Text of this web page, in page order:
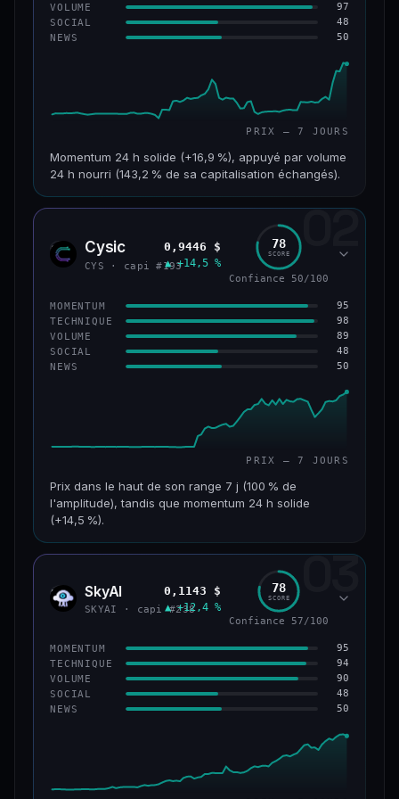
VOLUME 97
SOCIAL 48
NEWS 50
PRIX — 7 JOURS
Momentum 24 h solide (+16,9 %), appuyé par volume
24 h nourri (143,2 % de sa capitalisation échangés).
CAP. MARCHÉ VOLUME 24 H
VAR. 7 J VAR. 30 J
−10,2 %
VS ATH
−42,1 %
CONFIANCE 43/100
02
CYS Cysic
CYS · capi #193
0,9446 $
▲ +14,5 %
78
SCORE
Confiance 50/100
MOMENTUM 95
TECHNIQUE 98
VOLUME 89
SOCIAL 48
NEWS 50
PRIX — 7 JOURS
Prix dans le haut de son range 7 j (100 % de
l'amplitude), tandis que momentum 24 h solide
(+14,5 %).
CAP. MARCHÉ VOLUME 24 H
VAR. 7 J VAR. 30 J
+211,4 %
VS ATH
−3,2 % #193
CONFIANCE 50/100
03
SKYA SkyAI
SKYAI · capi #238
0,1143 $
▲ +12,4 %
78
SCORE
Confiance 57/100
MOMENTUM 95
TECHNIQUE 94
VOLUME 90
SOCIAL 48
NEWS 50